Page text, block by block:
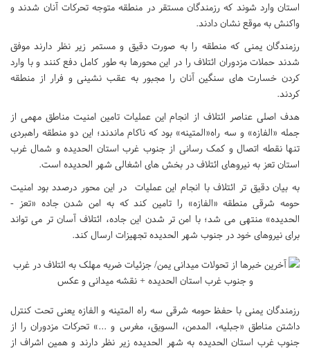
استان وارد شوند که رزمندگان مستقر در منطقه متوجه تحرکات آنان شدند و
واکنش به موقع نشان دادند.
رزمندگان یمنی که منطقه را به صورت دقیق و مستمر زیر نظر دارند موفق
شدند حملات مزدوران ائتلاف را در این محورها به طور کامل دفع کنند و با وارد
کردن خسارت های سنگین آنان را مجبور به عقب نشینی و فرار از منطقه
کردند.
هدف اصلی عناصر ائتلاف از انجام این عملیات تامین امنیت مناطق مهمی از
جمله «الفازه» و سه راه«المتینه» بود که ناکام ماندند؛ این دو منطقه راهبردی
تنها نقطه اتصال و کمک رسانی از جنوب غرب استان الحدیده و شمال غرب
استان تعز به نیروهای ائتلاف در بخش های اشغالی شهر الحدیده است.
به بیان دقیق تر ائتلاف با انجام این عملیات در این محور درصدد بود امنیت
حومه شرقی منطقه «الفازه» را تامین کند که به امن شدن جاده «تعز -
الحدیده» منتهی می شد؛ با امن تر شدن این جاده، ائتلاف آسان تر می تواند
برای نیروهای خود در جنوب شهر الحدیده تجهیزات ارسال کند.
رزمندگان یمنی با حفظ حومه شرقی سه راه المتینه و الفازه یعنی تحت کنترل
داشتن مناطق «جبلیه، المدمن، السویق، مغرس و ...» تحرکات مزدوران را از
جنوب غرب استان الحدیده به شهر الحدیده زیر نظر دارند و همین اشراف از